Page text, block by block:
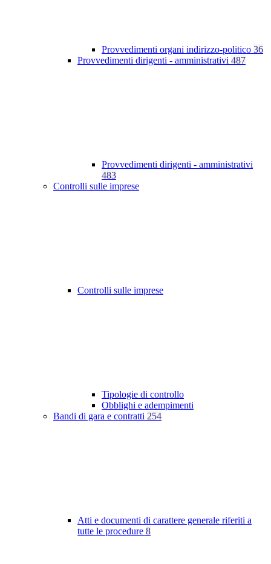
Provvedimenti organi indirizzo-politico 36
Provvedimenti dirigenti - amministrativi 487
Provvedimenti dirigenti - amministrativi
483
Controlli sulle imprese
Controlli sulle imprese
Tipologie di controllo
Obblighi e adempimenti
Bandi di gara e contratti 254
Atti e documenti di carattere generale riferiti a
tutte le procedure 8